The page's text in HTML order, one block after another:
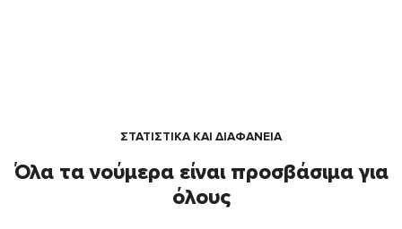
ΣΤΑΤΙΣΤΙΚΑ ΚΑΙ ΔΙΑΦΑΝΕΙΑ
Όλα τα νούμερα είναι προσβάσιμα για
όλους